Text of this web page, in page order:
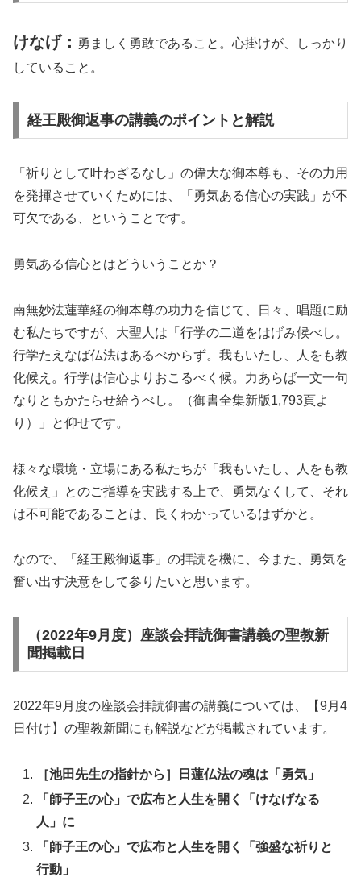
けなげ： 勇ましく勇敢であること。心掛けが、しっかり
していること。
経王殿御返事の講義のポイントと解説
「祈りとして叶わざるなし」の偉大な御本尊も、その力用
を発揮させていくためには、「勇気ある信心の実践」が不
可欠である、ということです。
勇気ある信心とはどういうことか？
南無妙法蓮華経の御本尊の功力を信じて、日々、唱題に励
む私たちですが、大聖人は「行学の二道をはげみ候べし。
行学たえなば仏法はあるべからず。我もいたし、人をも教
化候え。行学は信心よりおこるべく候。力あらば一文一句
なりともかたらせ給うべし。（御書全集新版1,793頁よ
り）」と仰せです。
様々な環境・立場にある私たちが「我もいたし、人をも教
化候え」とのご指導を実践する上で、勇気なくして、それ
は不可能であることは、良くわかっているはずかと。
なので、「経王殿御返事」の拝読を機に、今また、勇気を
奮い出す決意をして参りたいと思います。
（2022年9月度）座談会拝読御書講義の聖教新
聞掲載日
2022年9月度の座談会拝読御書の講義については、【9月4
日付け】の聖教新聞にも解説などが掲載されています。
［池田先生の指針から］日蓮仏法の魂は「勇気」
「師子王の心」で広布と人生を開く「けなげなる
人」に
「師子王の心」で広布と人生を開く「強盛な祈りと
行動」